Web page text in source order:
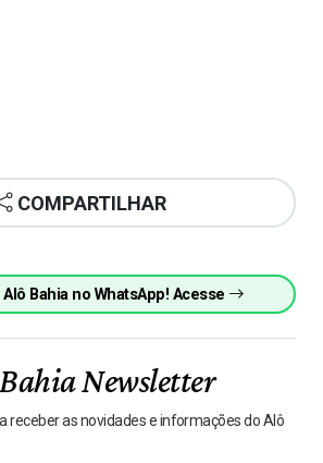
COMPARTILHAR
Bahia no WhatsApp! Acesse
Newsletter
receber as novidades e informações do Alô